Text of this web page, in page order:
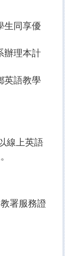
同享優
理本計
語教學
線上英語
署服務證